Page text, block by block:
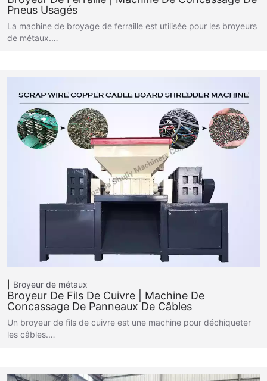
Pneus Usagés
La machine de broyage de ferraille est utilisée pour les broyeurs
de métaux.…
Broyeur de métaux
Broyeur De Fils De Cuivre | Machine De
Concassage De Panneaux De Câbles
Un broyeur de fils de cuivre est une machine pour déchiqueter
les câbles.…